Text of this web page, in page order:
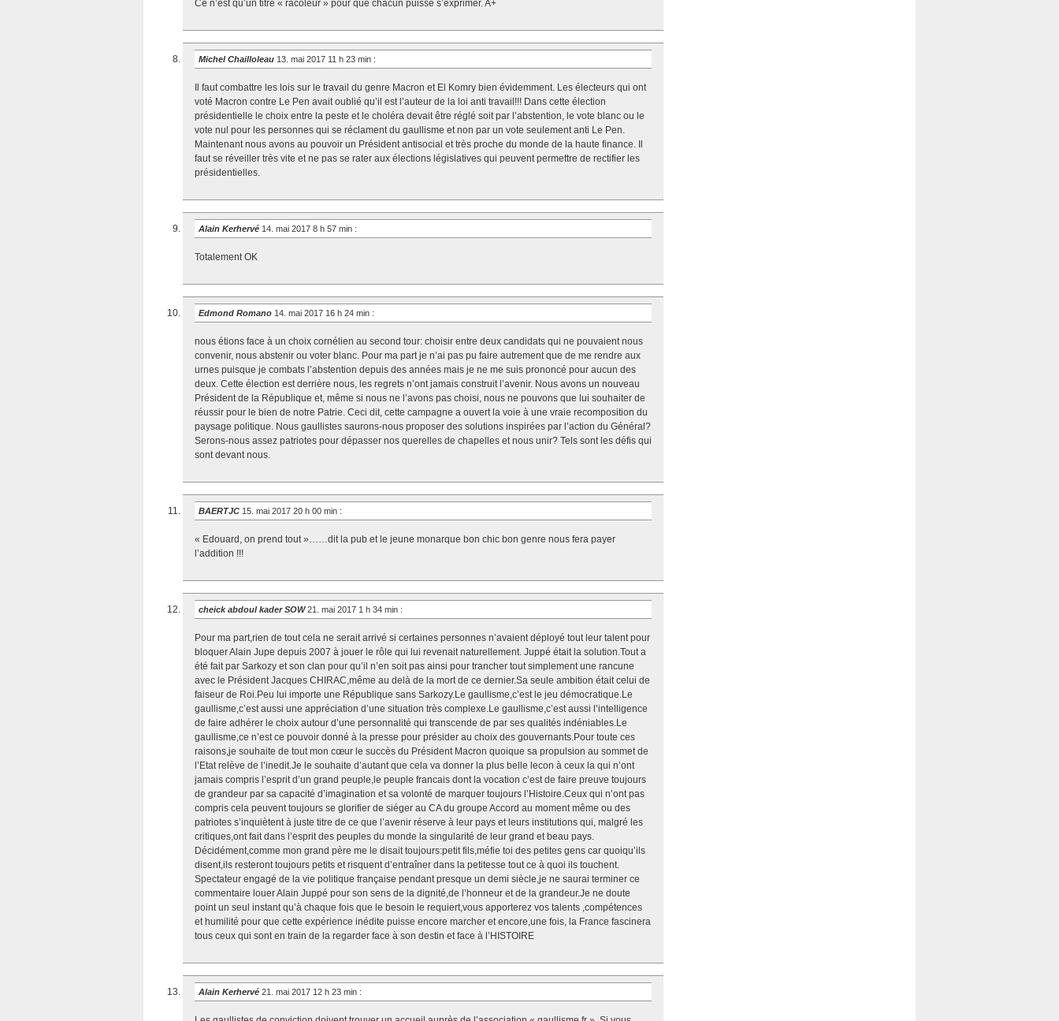
Ce n’est qu’un titre « racoleur » pour que chacun puisse s’exprimer. A+
Michel Chailloleau 13. mai 2017 11 h 23 min :
Il faut combattre les lois sur le travail du genre Macron et El Komry bien évidemment. Les électeurs qui ont
voté Macron contre Le Pen avait oublié qu’il est l’auteur de la loi anti travail!!! Dans cette élection
présidentielle le choix entre la peste et le choléra devait être réglé soit par l’abstention, le vote blanc ou le
vote nul pour les personnes qui se réclament du gaullisme et non par un vote seulement anti Le Pen.
Maintenant nous avons au pouvoir un Président antisocial et très proche du monde de la haute finance. Il
faut se réveiller très vite et ne pas se rater aux élections législatives qui peuvent permettre de rectifier les
présidentielles.
Alain Kerhervé 14. mai 2017 8 h 57 min :
Totalement OK
Edmond Romano 14. mai 2017 16 h 24 min :
nous étions face à un choix cornélien au second tour: choisir entre deux candidats qui ne pouvaient nous
convenir, nous abstenir ou voter blanc. Pour ma part je n’ai pas pu faire autrement que de me rendre aux
urnes puisque je combats l’abstention depuis des années mais je ne me suis prononcé pour aucun des
deux. Cette élection est derrière nous, les regrets n’ont jamais construit l’avenir. Nous avons un nouveau
Président de la République et, même si nous ne l’avons pas choisi, nous ne pouvons que lui souhaiter de
réussir pour le bien de notre Patrie. Ceci dit, cette campagne a ouvert la voie à une vraie recomposition du
paysage politique. Nous gaullistes saurons-nous proposer des solutions inspirées par l’action du Général?
Serons-nous assez patriotes pour dépasser nos querelles de chapelles et nous unir? Tels sont les défis qui
sont devant nous.
BAERTJC 15. mai 2017 20 h 00 min :
« Edouard, on prend tout »……dit la pub et le jeune monarque bon chic bon genre nous fera payer
l’addition !!!
cheick abdoul kader SOW21. mai 2017 1 h 34 min :
Pour ma part,rien de tout cela ne serait arrivé si certaines personnes n’avaient déployé tout leur talent pour
bloquer Alain Jupe depuis 2007 à jouer le rôle qui lui revenait naturellement. Juppé était la solution.Tout a
été fait par Sarkozy et son clan pour qu’il n’en soit pas ainsi pour trancher tout simplement une rancune
avec le Président Jacques CHIRAC,même au delà de la mort de ce dernier.Sa seule ambition était celui de
faiseur de Roi.Peu lui importe une République sans Sarkozy.Le gaullisme,c’est le jeu démocratique.Le
gaullisme,c’est aussi une appréciation d’une situation très complexe.Le gaullisme,c’est aussi l’intelligence
de faire adhérer le choix autour d’une personnalité qui transcende de par ses qualités indéniables.Le
gaullisme,ce n’est ce pouvoir donné à la presse pour présider au choix des gouvernants.Pour toute ces
raisons,je souhaite de tout mon cœur le succès du Président Macron quoique sa propulsion au sommet de
l’Etat relève de l’inedit.Je le souhaite d’autant que cela va donner la plus belle lecon à ceux la qui n’ont
jamais compris l’esprit d’un grand peuple,le peuple francais dont la vocation c’est de faire preuve toujours
de grandeur par sa capacité d’imagination et sa volonté de marquer toujours l’Histoire.Ceux qui n’ont pas
compris cela peuvent toujours se glorifier de siéger au CA du groupe Accord au moment même ou des
patriotes s’inquiètent à juste titre de ce que l’avenir réserve à leur pays et leurs institutions qui, malgré les
critiques,ont fait dans l’esprit des peuples du monde la singularité de leur grand et beau pays.
Décidément,comme mon grand père me le disait toujours:petit fils,méfie toi des petites gens car quoiqu’ils
disent,ils resteront toujours petits et risquent d’entraîner dans la petitesse tout ce à quoi ils touchent.
Spectateur engagé de la vie politique française pendant presque un demi siècle,je ne saurai terminer ce
commentaire louer Alain Juppé pour son sens de la dignité,de l’honneur et de la grandeur.Je ne doute
point un seul instant qu’à chaque fois que le besoin le requiert,vous apporterez vos talents ,compétences
et humilité pour que cette expérience inédite puisse encore marcher et encore,une fois, la France fascinera
tous ceux qui sont en train de la regarder face à son destin et face à l’HISTOIRE
Alain Kerhervé 21. mai 2017 12 h 23 min :